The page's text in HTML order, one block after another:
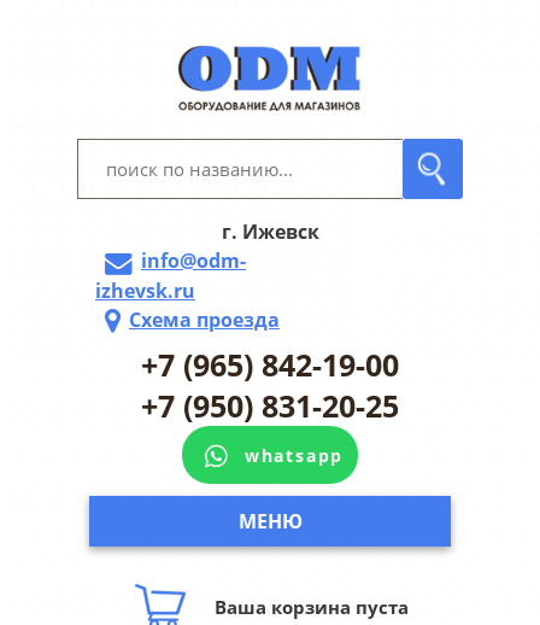
г. Ижевск
info@odm-
izhevsk.ru
Схема проезда
+7 (965) 842-19-00
+7 (950) 831-20-25
whatsapp
МЕНЮ
Ваша корзина пуста